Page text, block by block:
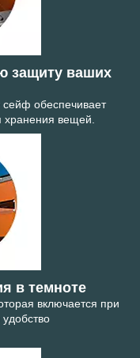
защиту ваших
обеспечивает
хранения вещей.
в темноте
включается при